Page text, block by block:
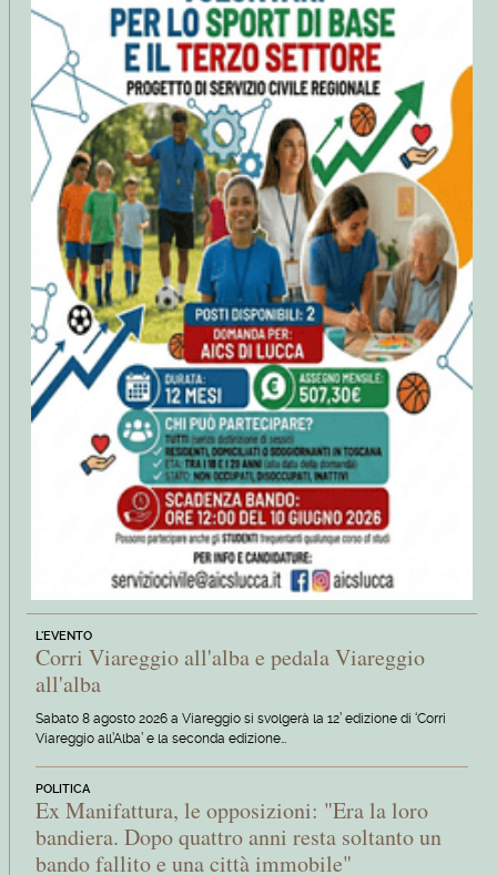
L'EVENTO
Corri Viareggio all'alba e pedala Viareggio
all'alba
Sabato 8 agosto 2026 a Viareggio si svolgerà la 12’ edizione di ‘Corri
Viareggio all’Alba’ e la seconda edizione…
POLITICA
Ex Manifattura, le opposizioni: "Era la loro
bandiera. Dopo quattro anni resta soltanto un
bando fallito e una città immobile"